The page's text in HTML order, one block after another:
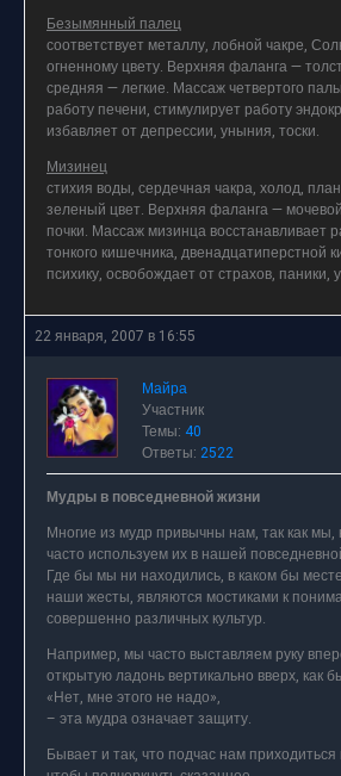
Безымянный палец
соответствует металлу, лобной чакре,
огненному цвету. Верхняя фаланга —
средняя — легкие. Массаж четвертого
работу печени, стимулирует работу
избавляет от депрессии, уныния, тоски.
Мизинец
стихия воды, сердечная чакра, холод,
зеленый цвет. Верхняя фаланга —
почки. Массаж мизинца восстанавливает
тонкого кишечника, двенадцатиперстной
психику, освобождает от страхов, паники,
22 января, 2007 в 16:55
Майра
Участник
Темы: 40
Ответы: 2522
Мудры в повседневной жизни
Многие из мудр привычны нам, так как мы,
часто используем их в нашей
Где бы мы ни находились, в каком бы
наши жесты, являются мостиками к
совершенно различных культур.
Например, мы часто выставляем руку
открытую ладонь вертикально вверх, как
«Нет, мне этого не надо»,
– эта мудра означает защиту.
Бывает и так, что подчас нам